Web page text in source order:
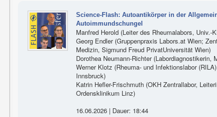
Science-Flash: Autoantikörper in der
Autoimmundschungel
Manfred Herold (Leiter des Rheumalabors,
Georg Endler (Gruppenpraxis Labors.at Wien;
Medizin, Sigmund Freud PrivatUniversität Wien)
Dorothea Neumann-Richter (Labordiagnostikerin,
Werner Klotz (Rheuma- und Infektionslabor
Innsbruck)
Katrin Hefler-Frischmuth (OKH Zentrallabor,
Ordensklinikum Linz)
16.06.2026 | Dauer: 18:44